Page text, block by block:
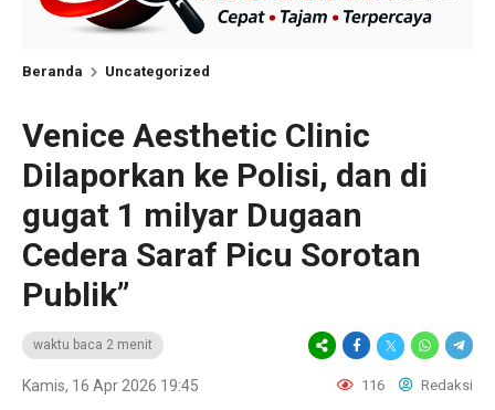
Beranda Uncategorized
Venice Aesthetic Clinic
Dilaporkan ke Polisi, dan di
gugat 1 milyar Dugaan
Cedera Saraf Picu Sorotan
Publik”
waktu baca 2 menit
Kamis, 16 Apr 2026 19:45 116 Redaksi